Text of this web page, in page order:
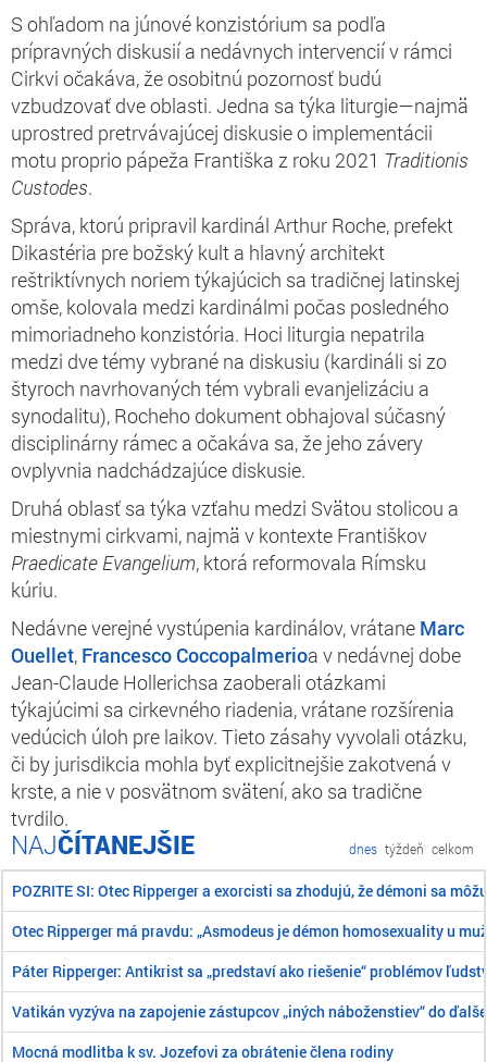
S ohľadom na júnové konzistórium sa podľa
prípravných diskusií a nedávnych intervencií v rámci
Cirkvi očakáva, že osobitnú pozornosť budú
vzbudzovať dve oblasti. Jedna sa týka liturgie—najmä
uprostred pretrvávajúcej diskusie o implementácii
motu proprio pápeža Františka z roku 2021 Traditionis
Custodes.
Správa, ktorú pripravil kardinál Arthur Roche, prefekt
Dikastéria pre božský kult a hlavný architekt
reštriktívnych noriem týkajúcich sa tradičnej latinskej
omše, kolovala medzi kardinálmi počas posledného
mimoriadneho konzistória. Hoci liturgia nepatrila
medzi dve témy vybrané na diskusiu (kardináli si zo
štyroch navrhovaných tém vybrali evanjelizáciu a
synodalitu), Rocheho dokument obhajoval súčasný
disciplinárny rámec a očakáva sa, že jeho závery
ovplyvnia nadchádzajúce diskusie.
Druhá oblasť sa týka vzťahu medzi Svätou stolicou a
miestnymi cirkvami, najmä v kontexte Františkov
Praedicate Evangelium, ktorá reformovala Rímsku
kúriu.
Nedávne verejné vystúpenia kardinálov, vrátane Marc
Ouellet, Francesco Coccopalmerioa v nedávnej dobe
Jean-Claude Hollerichsa zaoberali otázkami
týkajúcimi sa cirkevného riadenia, vrátane rozšírenia
vedúcich úloh pre laikov. Tieto zásahy vyvolali otázku,
či by jurisdikcia mohla byť explicitnejšie zakotvená v
krste, a nie v posvätnom svätení, ako sa tradične
tvrdilo.
ČÍTANEJŠIE dnes týždeň celkom
POZRITE SI: Otec Ripperger a exorcisti sa zhodujú, že démoni sa
Otec Ripperger má pravdu: „Asmodeus je démon homosexuality u
Páter Ripperger: Antikrist sa „predstaví ako riešenie“ problémov
Vatikán vyzýva na zapojenie zástupcov „iných náboženstiev“ do
Mocná modlitba k sv. Jozefovi za obrátenie člena rodiny